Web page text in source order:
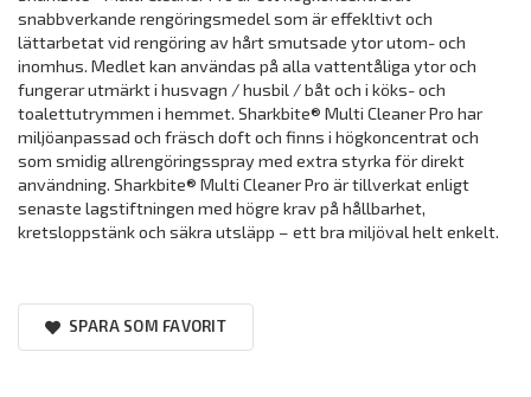
snabbverkande rengöringsmedel som är effekltivt och
lättarbetat vid rengöring av hårt smutsade ytor utom- och
inomhus. Medlet kan användas på alla vattentåliga ytor och
fungerar utmärkt i husvagn / husbil / båt och i köks- och
toalettutrymmen i hemmet. Sharkbite® Multi Cleaner Pro har
miljöanpassad och fräsch doft och finns i högkoncentrat och
som smidig allrengöringsspray med extra styrka för direkt
användning. Sharkbite® Multi Cleaner Pro är tillverkat enligt
senaste lagstiftningen med högre krav på hållbarhet,
kretsloppstänk och säkra utsläpp – ett bra miljöval helt enkelt.
SPARA SOM FAVORIT